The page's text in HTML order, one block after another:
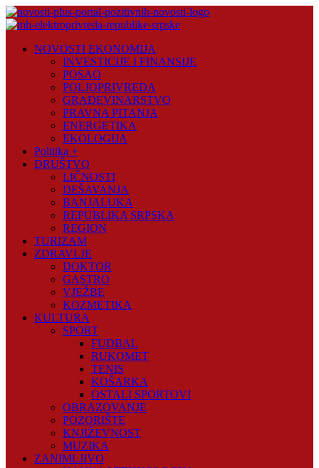
Skip
to
Plus
NOVOSTI EKONOMIJA
INVESTICIJE I FINANSIJE
POSAO
POLJOPRIVREDA
GRAĐEVINARSTVO
PRAVNA PITANJA
ENERGETIKA
EKOLOGIJA
Politika +
DRUŠTVO
LIČNOSTI
DEŠAVANJA
BANJALUKA
REPUBLIKA SRPSKA
REGION
TURIZAM
ZDRAVLJE
DOKTOR
GASTRO
VJEŽBE
KOZMETIKA
KULTURA
SPORT
FUDBAL
RUKOMET
TENIS
KOŠARKA
OSTALI SPORTOVI
OBRAZOVANJE
POZORIŠTE
KNJIŽEVNOST
MUZIKA
ZANIMLJIVO